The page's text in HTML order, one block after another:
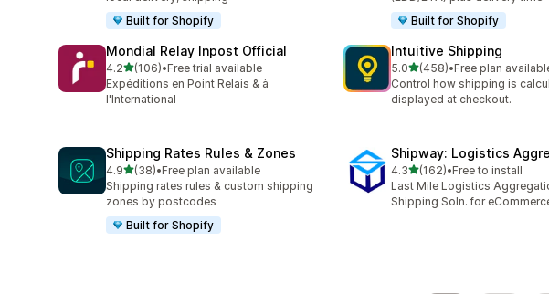
Built for Shopify
Built for Shopify
Mondial Relay Inpost Official
4.2เต็ม 5 ดาว
(106)
ทั้งหมด 106 รีวิว
•Free trial available
Expéditions en Point Relais & à
l'International
Intuitive Shipping
5.0เต็ม 5 ดาว
(458)
ทั้งหมด 458 รีวิว
•Free plan
Control how shipping is
displayed at checkout.
Shipping Rates Rules & Zones
4.9เต็ม 5 ดาว
(38)
ทั้งหมด 38 รีวิว
•Free plan available
Shipping rates rules & custom shipping
zones by postcodes
Built for Shopify
Shipway: Logistics
4.3เต็ม 5 ดาว
(162)
ทั้งหมด 162 รีวิว
•Free to install
Last Mile Logistics
Shipping Soln. for